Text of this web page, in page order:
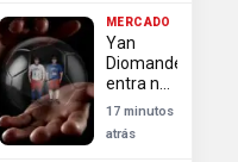
passagem
por Copa
do
Mundo
MERCADO
Yan
Diomande
entra no
top 10 de
transferências
mais
17 minutos
atrás